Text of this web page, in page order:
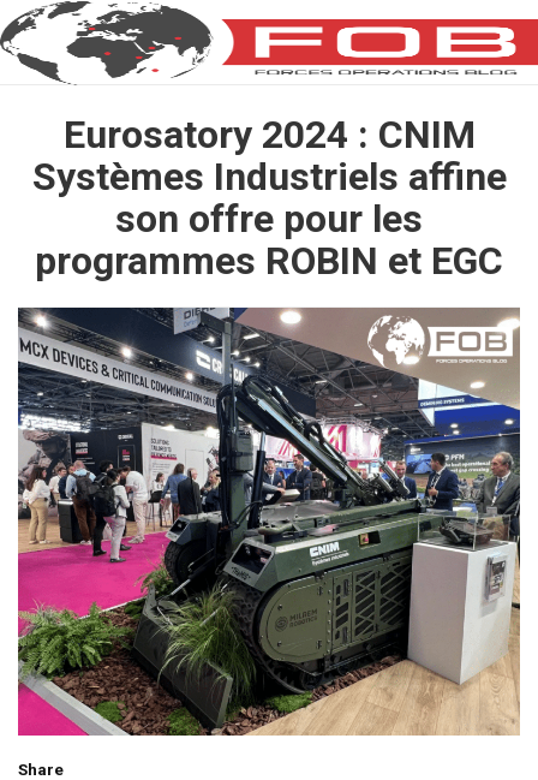
Eurosatory 2024 : CNIM
Systèmes Industriels affine
son offre pour les
programmes ROBIN et EGC
Share